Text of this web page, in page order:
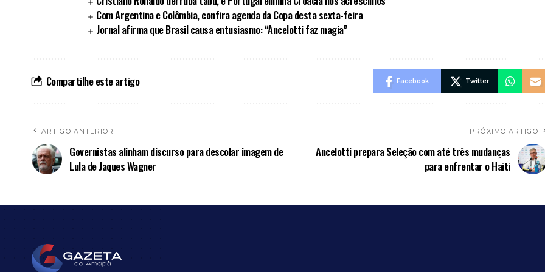
Com Argentina e Colômbia, confira agenda da Copa desta sexta-feira
Jornal afirma que Brasil causa entusiasmo: “Ancelotti faz magia”
Compartilhe este artigo Facebook Twitter
ARTIGO ANTERIOR
Governistas alinham discurso para descolar imagem de
Lula de Jaques Wagner
PRÓXIMO ARTIGO
Ancelotti prepara Seleção com até três mudanças
para enfrentar o Haiti